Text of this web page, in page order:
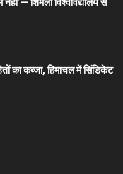
का कब्जा, हिमाचल में सिंडिकेट